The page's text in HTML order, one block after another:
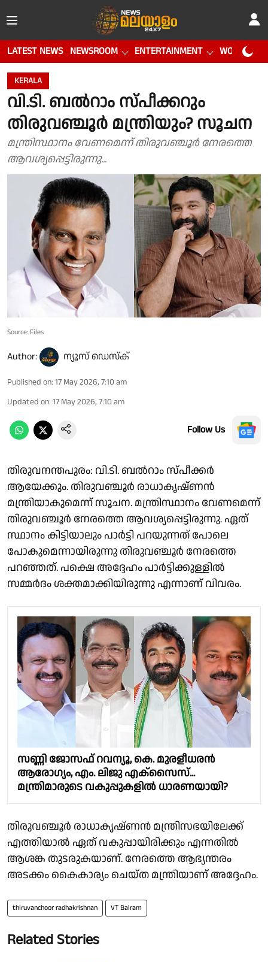
LATEST NEWS NEWSROOM ENTERTAINMENT WORLD CUP
KERALA
വി.ടി. ബൽറാം സ്പീക്കറും
തിരുവഞ്ചൂർ മന്ത്രിയും? സൂചന
മന്ത്രിസ്ഥാനം വേണമെന്ന് തിരുവഞ്ചൂർ നേരത്തെ
ആവശ്യപ്പെട്ടിരുന്നു...
Source: Files
Author: ന്യൂസ് ഡെസ്ക്
Published on: 17 May 2026, 7:10 am
Updated on: 17 May 2026, 7:10 am
Follow Us
തിരുവനന്തപുരം: വി.ടി. ബൽറാം സ്പീക്കർ
ആയേക്കും. തിരുവഞ്ചൂർ രാധാകൃഷ്ണൻ
മന്ത്രിയാകുമെന്ന് സൂചന. മന്ത്രിസ്ഥാനം വേണമെന്ന്
തിരുവഞ്ചൂർ നേരത്തെ ആവശ്യപ്പെട്ടിരുന്നു. ഏത്
സ്ഥാനം കിട്ടിയാലും പാർട്ടി പറയുന്നത് പോലെ
പോകുമെന്നായിരുന്നു തിരുവഞ്ചൂർ നേരത്തെ
പറഞ്ഞത്. പക്ഷെ അദ്ദേഹം പാർട്ടിക്കുള്ളിൽ
സമ്മർദം ശക്തമാക്കിയിരുന്നു എന്നാണ് വിവരം.
സണ്ണി ജോസഫ് റവന്യൂ, കെ. മുരളീധരൻ
ആരോഗ്യം, എം. ലിജു എക്സൈസ്...
മന്ത്രിമാരുടെ വകുപ്പുകളിൽ ധാരണയായി?
തിരുവഞ്ചൂർ രാധാകൃഷ്ണൻ മന്ത്രിസഭയിലേക്ക്
എത്തിയാൽ ഏത് വകുപ്പായിരിക്കും എന്നതിൽ
ആശങ്ക തുടരുകയാണ്. നേരത്തെ ആഭ്യന്തരം
അടക്കം കൈകാര്യം ചെയ്ത മന്ത്രിയാണ് അദ്ദേഹം.
thiruvanchoor radhakrishnan VT Balram
Related Stories